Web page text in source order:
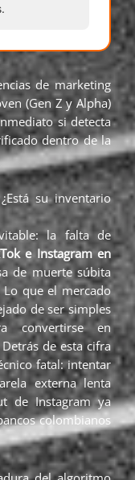
de marketing
(Gen Z y Alpha)
si detecta
dentro de la
su inventario
la falta de
e Instagram en
de muerte súbita
Lo que el mercado
de ser simples
convertirse en
de esta cifra
fatal: intentar
externa lenta
de Instagram ya
colombianos